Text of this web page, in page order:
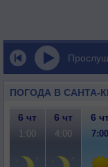
ПОГОДА В САНТА-
6 чт 6 чт 6
1:00 4:00 7:00